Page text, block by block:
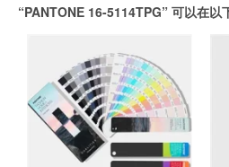
“PANTONE 16-5114TPG” 可以在以